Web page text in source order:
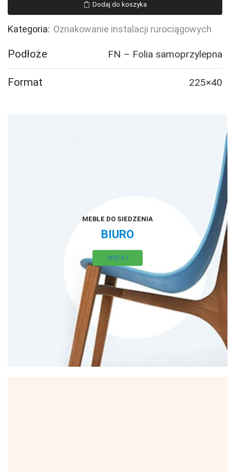
GAŚNICZY
-
naklejek
Dodaj do koszyka
Kategoria: Oznakowanie instalacji rurociągowych
Podłoże FN – Folia samoprzylepna
Format 225×40
MEBLE DO SIEDZENIA
BIURO
WIĘCEJ